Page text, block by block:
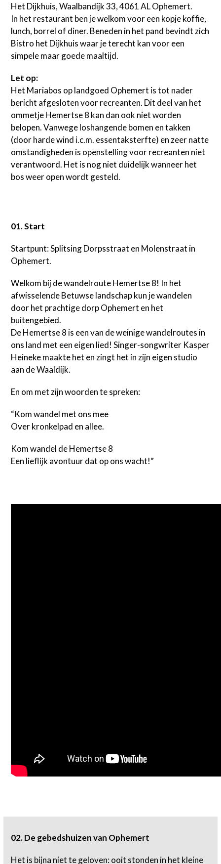
Het Dijkhuis, Waalbandijk 33, 4061 AL Ophemert.
In het restaurant ben je welkom voor een kopje koffie,
lunch, borrel of diner. Beneden in het pand bevindt zich
Bistro het Dijkhuis waar je terecht kan voor een
simpele maar goede maaltijd.
Let op:
Het Mariabos op landgoed Ophemert is tot nader
bericht afgesloten voor recreanten. Dit deel van het
ommetje Hemertse 8 kan dan ook niet worden
belopen. Vanwege loshangende bomen en takken
(door harde wind i.c.m. essentaksterfte) en zeer natte
omstandigheden is openstelling voor recreanten niet
verantwoord. Het is nog niet duidelijk wanneer het
bos weer open wordt gesteld.
01. Start
Startpunt: Splitsing Dorpsstraat en Molenstraat in
Ophemert.
Welkom bij de wandelroute Hemertse 8! In het
afwisselende Betuwse landschap kun je wandelen
door het prachtige dorp Ophemert en het
buitengebied.
De Hemertse 8 is een van de weinige wandelroutes in
ons land met een eigen lied! Singer-songwriter Kasper
Heineke maakte het en zingt het in zijn eigen studio
aan de Waaldijk.
En om met zijn woorden te spreken:
“Kom wandel met ons mee
Over kronkelpad en allee.
Kom wandel de Hemertse 8
Een lieflijk avontuur dat op ons wacht!”
02. De gebedshuizen van Ophemert
Het is bijna niet te geloven: ooit stonden in het kleine